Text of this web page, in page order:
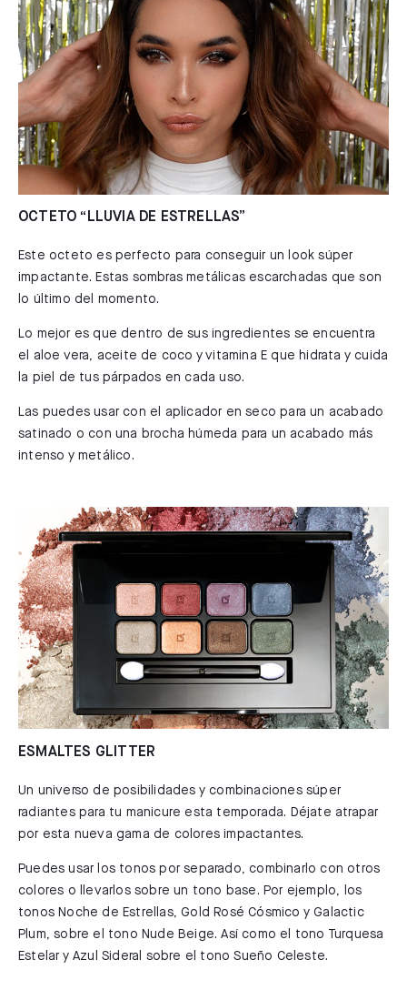
OCTETO “LLUVIA DE ESTRELLAS”
Este octeto es perfecto para conseguir un look súper
impactante. Estas sombras metálicas escarchadas que son
lo último del momento.
Lo mejor es que dentro de sus ingredientes se encuentra
el aloe vera, aceite de coco y vitamina E que hidrata y cuida
la piel de tus párpados en cada uso.
Las puedes usar con el aplicador en seco para un acabado
satinado o con una brocha húmeda para un acabado más
intenso y metálico.
ESMALTES GLITTER
Un universo de posibilidades y combinaciones súper
radiantes para tu manicure esta temporada. Déjate atrapar
por esta nueva gama de colores impactantes.
Puedes usar los tonos por separado, combinarlo con otros
colores o llevarlos sobre un tono base. Por ejemplo, los
tonos Noche de Estrellas, Gold Rosé Cósmico y Galactic
Plum, sobre el tono Nude Beige. Así como el tono Turquesa
Estelar y Azul Sideral sobre el tono Sueño Celeste.